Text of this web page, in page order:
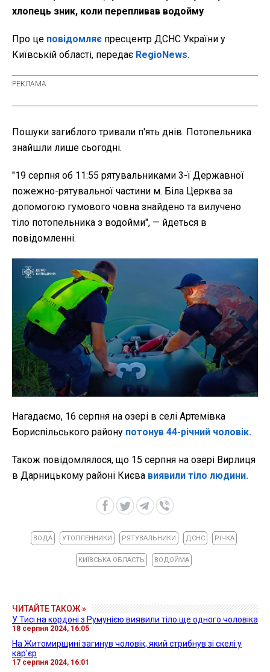
хлопець зник, коли перепливав водойму
Про це повідомляє пресцентр ДСНС України у
Київській області, передає RegioNews.
Пошуки загиблого тривали п'ять днів. Потопельника
знайшли лише сьогодні.
"19 серпня об 11:55 рятувальниками 3-ї Державної
пожежно-рятувальної частини м. Біла Церква за
допомогою гумового човна знайдено та вилучено
тіло потопельника з водойми", — йдеться в
повідомленні.
Нагадаємо, 16 серпня на озері в селі Артемівка
Бориспільського району потонув 44-річний чоловік.
Також повідомлялося, що 15 серпня на озері Вирлиця
в Дарницькому районі Києва виявили тіло людини.
ВОДА УТОПЛЕННИКИ РЯТУВАЛЬНИКИ ДСНС РІЧКА
КИЇВСЬКА ОБЛАСТЬ ВОДОЙМА
ЧИТАЙТЕ ТАКОЖ »
У Тисі на кордоні з Румунією виявили тіло ще одного чоловіка
18 серпня 2024, 16:05
На Житомирщині загинув чоловік, який стрибнув зі скелі у
кар'єр
17 серпня 2024, 16:01